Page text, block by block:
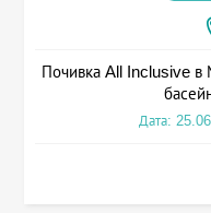
Почивка All Inclusive в
Дата: